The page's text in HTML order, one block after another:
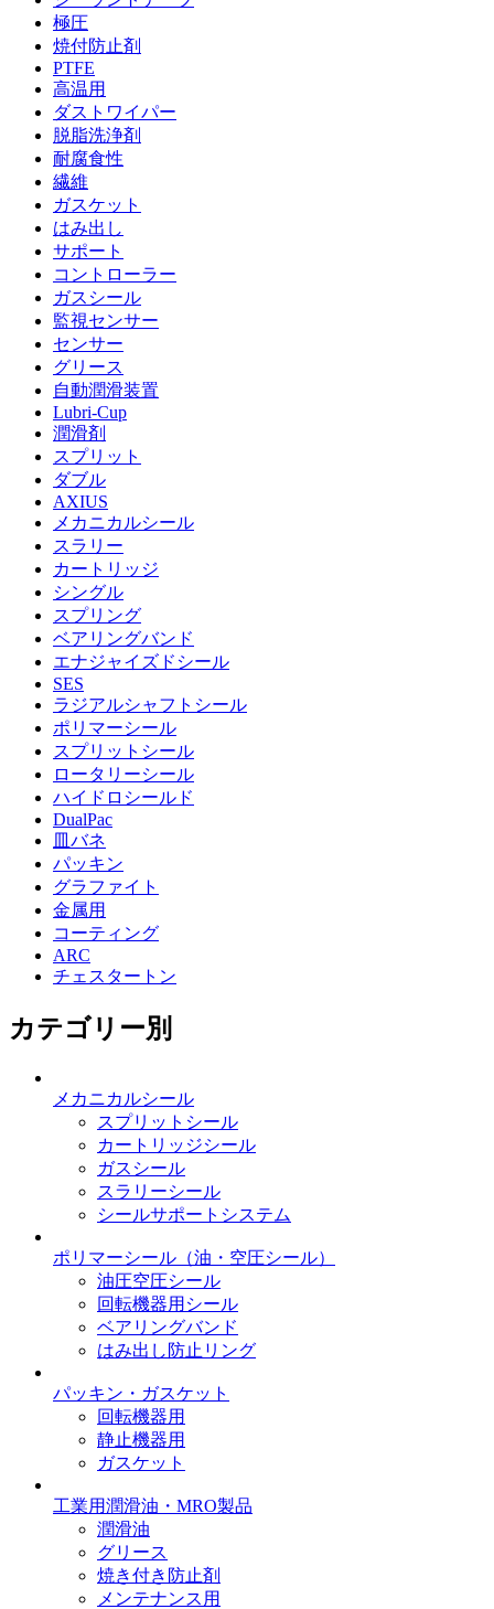
極圧
焼付防止剤
PTFE
高温用
ダストワイパー
脱脂洗浄剤
耐腐食性
繊維
ガスケット
はみ出し
サポート
コントローラー
ガスシール
監視センサー
センサー
グリース
自動潤滑装置
Lubri-Cup
潤滑剤
スプリット
ダブル
AXIUS
メカニカルシール
スラリー
カートリッジ
シングル
スプリング
ベアリングバンド
エナジャイズドシール
SES
ラジアルシャフトシール
ポリマーシール
スプリットシール
ロータリーシール
ハイドロシールド
DualPac
皿バネ
パッキン
グラファイト
金属用
コーティング
ARC
チェスタートン
カテゴリー別
メカニカルシール
スプリットシール
カートリッジシール
ガスシール
スラリーシール
シールサポートシステム
ポリマーシール （油・空圧シール）
油圧空圧シール
回転機器用シール
ベアリングバンド
はみ出し防止リング
パッキン・ガスケット
回転機器用
静止機器用
ガスケット
工業用潤滑油・MRO製品
潤滑油
グリース
焼き付き防止剤
メンテナンス用